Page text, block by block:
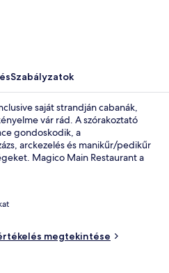
Szabályzatok
saját strandján cabanák,
vár rád. A szórakoztató
gondoskodik, a
arckezelés és manikűr/pedikűr
Magico Main Restaurant a
szálláshely más fontos
játszóház, tengerparti bár,
jónak tartják a hely
megtekintése